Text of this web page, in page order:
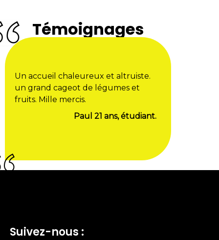
Témoignages
Un accueil chaleureux et altruiste.
un grand cageot de légumes et
fruits. Mille mercis.
Paul 21 ans, étudiant.
Suivez-nous :